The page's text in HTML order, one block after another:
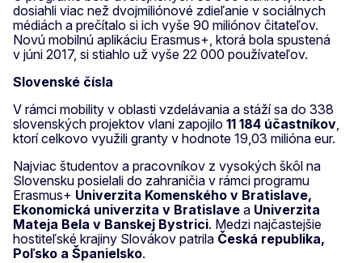
dosiahli viac než dvojmiliónové zdieľanie v sociálnych
médiách a prečítalo si ich vyše 90 miliónov čitateľov.
Novú mobilnú aplikáciu Erasmus+, ktorá bola spustená
v júni 2017, si stiahlo už vyše 22 000 používateľov.
Slovenské čísla
V rámci mobility v oblasti vzdelávania a stáží sa do 338
slovenských projektov vlani zapojilo 11 184 účastníkov,
ktorí celkovo využili granty v hodnote 19,03 milióna eur.
Najviac študentov a pracovníkov z vysokých škôl na
Slovensku posielali do zahraničia v rámci programu
Erasmus+ Univerzita Komenského v Bratislave,
Ekonomická univerzita v Bratislave a Univerzita
Mateja Bela v Banskej Bystrici. Medzi najčastejšie
hostiteľské krajiny Slovákov patrila Česká republika,
Poľsko a Španielsko.